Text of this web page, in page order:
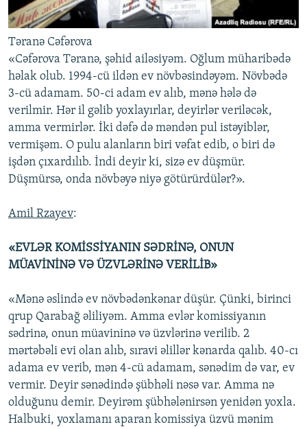
Təranə Cəfərova
«Cəfərova Təranə, şəhid ailəsiyəm. Oğlum müharibədə
həlak olub. 1994-cü ildən ev növbəsindəyəm. Növbədə
3-cü adamam. 50-ci adam ev alıb, mənə hələ də
verilmir. Hər il gəlib yoxlayırlar, deyirlər veriləcək,
amma vermirlər. İki dəfə də məndən pul istəyiblər,
vermişəm. O pulu alanların biri vəfat edib, o biri də
işdən çıxardılıb. İndi deyir ki, sizə ev düşmür.
Düşmürsə, onda növbəyə niyə götürürdülər?».
Amil Rzayev:
«EVLƏR KOMİSSİYANIN SƏDRİNƏ, ONUN
MÜAVİNİNƏ VƏ ÜZVLƏRİNƏ VERİLİB»
«Mənə əslində ev növbədənkənar düşür. Çünki, birinci
qrup Qarabağ əliliyəm. Amma evlər komissiyanın
sədrinə, onun müavininə və üzvlərinə verilib. 2
mərtəbəli evi olan alıb, sıravi əlillər kənarda qalıb. 40-cı
adama ev verib, mən 4-cü adamam, sənədim də var, ev
vermir. Deyir sənədində şübhəli nəsə var. Amma nə
olduğunu demir. Deyirəm şübhələnirsən yenidən yoxla.
Halbuki, yoxlamanı aparan komissiya üzvü mənim